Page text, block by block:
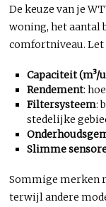
De keuze van je
woning, het aantal
comfortniveau. Let
Capaciteit (m³/
Rendement:
Filtersysteem:
stedelijke
Slimme
Sommige merken
terwijl andere